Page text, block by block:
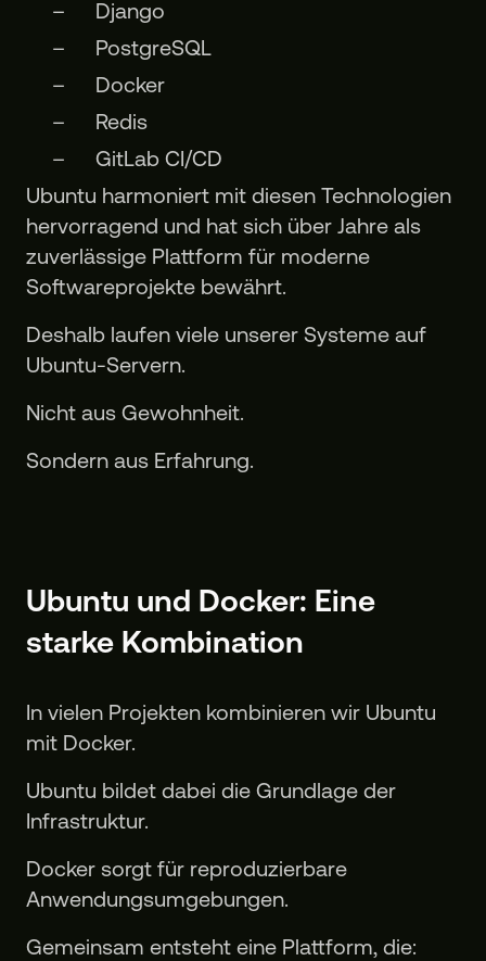
Django
PostgreSQL
Docker
Redis
GitLab CI/CD
Ubuntu harmoniert mit diesen Technologien
hervorragend und hat sich über Jahre als
zuverlässige Plattform für moderne
Softwareprojekte bewährt.
Deshalb laufen viele unserer Systeme auf
Ubuntu-Servern.
Nicht aus Gewohnheit.
Sondern aus Erfahrung.
Ubuntu und Docker: Eine
starke Kombination
In vielen Projekten kombinieren wir Ubuntu
mit Docker.
Ubuntu bildet dabei die Grundlage der
Infrastruktur.
Docker sorgt für reproduzierbare
Anwendungsumgebungen.
Gemeinsam entsteht eine Plattform, die: